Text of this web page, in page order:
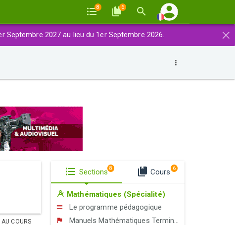
8 6
×
Septembre 2027 au lieu du 1er Septembre 2026.
AU COURS
Sections 8 Cours 6
Mathématiques (Spécialité)
Le programme pédagogique
Manuels Mathématiques Terminale S (Spécialité)